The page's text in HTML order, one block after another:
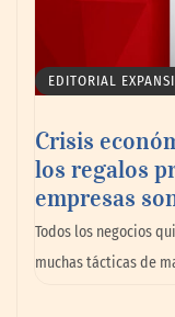
La
planear
EDITORIAL
Crisis
los regalos
empresas
Todos los negocios
muchas tácticas de